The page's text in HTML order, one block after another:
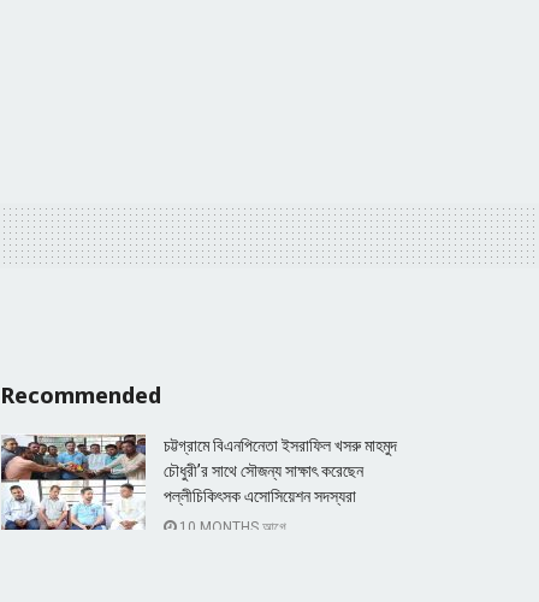
Recommended
চট্টগ্রামে বিএনপিনেতা ইসরাফিল খসরু মাহমুদ
চৌধুরী’র সাথে সৌজন্য সাক্ষাৎ করেছেন
পল্লীচিকিৎসক এসোসিয়েশন সদস্যরা
10 MONTHS আগে